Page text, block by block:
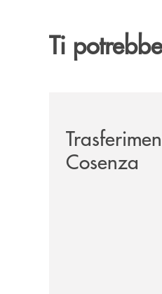
Ti
Cosenza